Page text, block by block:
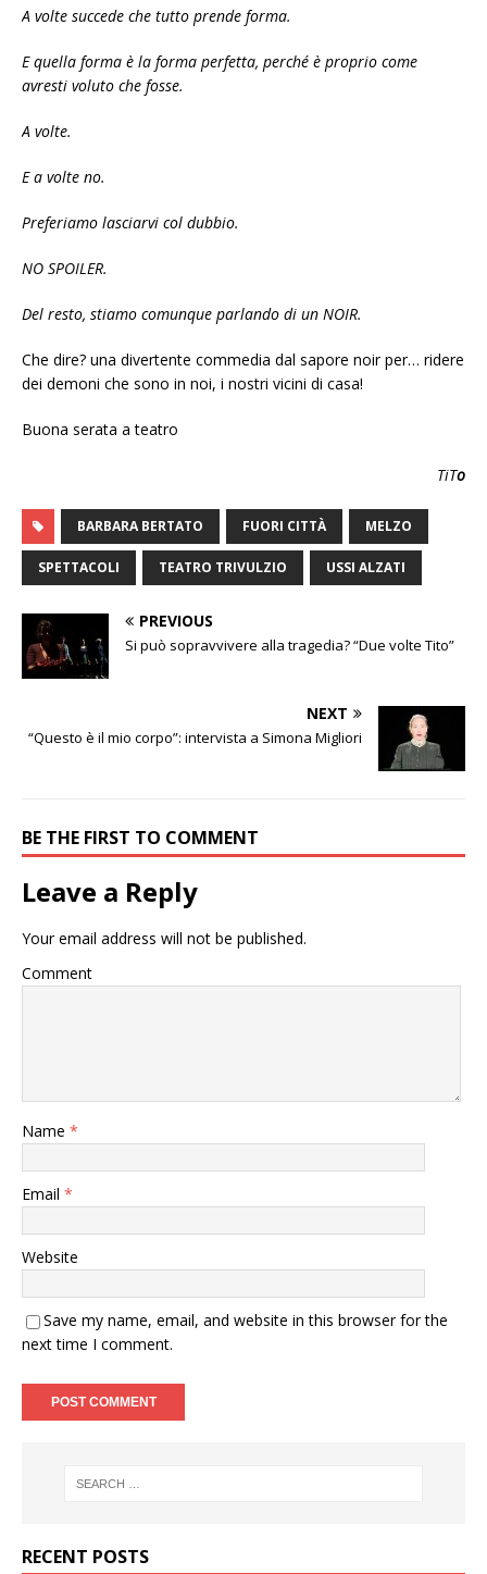
A volte succede che tutto prende forma.
E quella forma è la forma perfetta, perché è proprio come
avresti voluto che fosse.
A volte.
E a volte no.
Preferiamo lasciarvi col dubbio.
NO SPOILER.
Del resto, stiamo comunque parlando di un NOIR.
Che dire? una divertente commedia dal sapore noir per… ridere
dei demoni che sono in noi, i nostri vicini di casa!
Buona serata a teatro
TiTo
BARBARA BERTATO FUORI CITTÀ MELZO
SPETTACOLI TEATRO TRIVULZIO USSI ALZATI
PREVIOUS
Si può sopravvivere alla tragedia? “Due volte Tito”
NEXT
“Questo è il mio corpo”: intervista a Simona Migliori
BE THE FIRST TO COMMENT
Leave a Reply
Your email address will not be published.
Comment
Name *
Email *
Website
Save my name, email, and website in this browser for the
next time I comment.
RECENT POSTS